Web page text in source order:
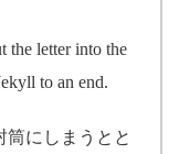
the letter into the
to an end.
筒にしまうとと